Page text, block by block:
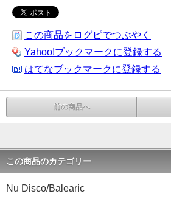
この商品をログピでつぶやく
Yahoo!ブックマークに登録する
はてなブックマークに登録する
前の商品へ
この商品のカテゴリー
Nu Disco/Balearic